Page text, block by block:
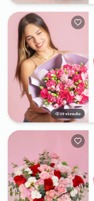
20 viendo